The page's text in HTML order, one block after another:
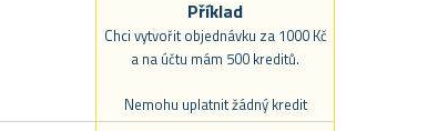
Příklad
Chci vytvořit objednávku za 1000 Kč
a na účtu mám 500 kreditů.
Nemohu uplatnit žádný kredit